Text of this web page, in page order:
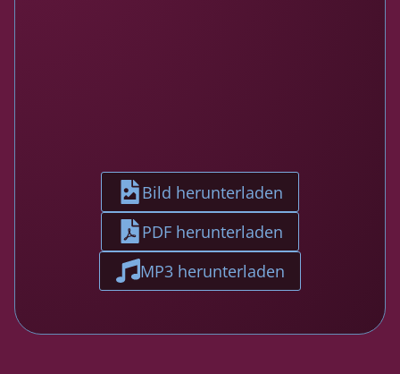
Bild herunterladen
PDF herunterladen
MP3 herunterladen